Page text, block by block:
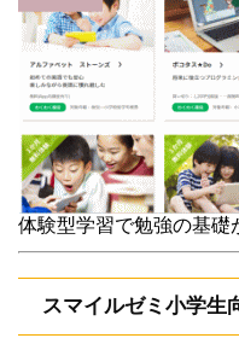
体験型学習で勉強の基礎
スマイルゼミ小学生